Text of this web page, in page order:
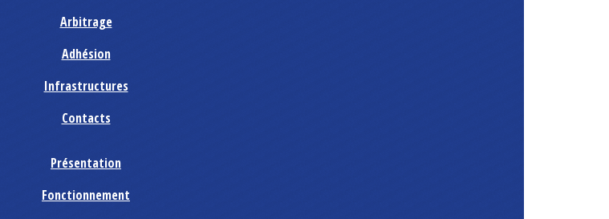
Arbitrage
Adhésion
Infrastructures
Contacts
Présentation
Fonctionnement